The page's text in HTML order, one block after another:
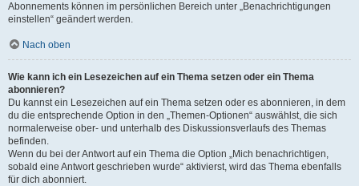
Abonnements können im persönlichen Bereich unter „Benachrichtigungen
einstellen“ geändert werden.
Nach oben
Wie kann ich ein Lesezeichen auf ein Thema setzen oder ein Thema
abonnieren?
Du kannst ein Lesezeichen auf ein Thema setzen oder es abonnieren, in dem
du die entsprechende Option in den „Themen-Optionen“ auswählst, die sich
normalerweise ober- und unterhalb des Diskussionsverlaufs des Themas
befinden.
Wenn du bei der Antwort auf ein Thema die Option „Mich benachrichtigen,
sobald eine Antwort geschrieben wurde“ aktivierst, wird das Thema ebenfalls
für dich abonniert.